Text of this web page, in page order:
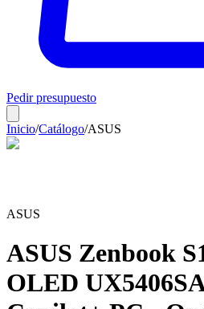
Pedir presupuesto
Inicio/Catálogo/ASUS
ASUS
ASUS Zenbook
OLED